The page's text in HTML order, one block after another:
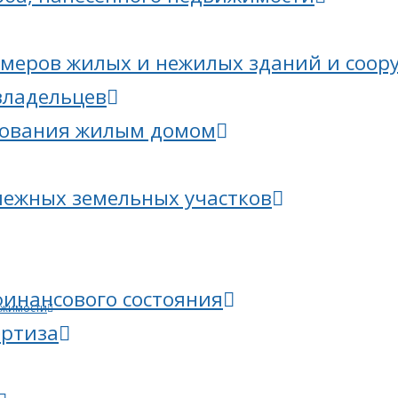
жилых и нежилых зданий и
жилым домом
земельных участков
состояния